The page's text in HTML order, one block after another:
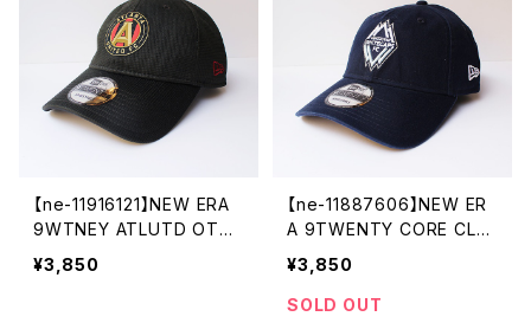
【ne-11916121】NEW ERA
9WTNEY ATLUTD OTC
CAP ニューエラ キャップ サ
ッカー ロゴ ベースボール
¥3,850
【ne-11887606】NEW ER
A 9TWENTY CORE CLA
SSIC VANWHI OCB キャ
ップ MLS バンクーバー・ホ
ワイトキャップス ニューエラ
¥3,850
SOLD OUT